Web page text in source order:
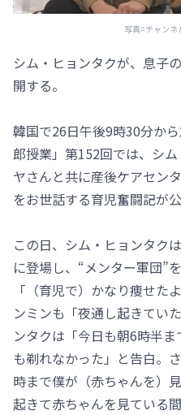
写真=チャンネ
シム・ヒョンタクが、息子
開する。
韓国で26日午後9時30分か
郎授業」第152回では、シ
ヤさんと共に産後ケアセン
をお世話する育児奮闘記が
この日、シム・ヒョンタク
に登場し、“メンター軍団”
「（育児で）かなり痩せた
ンミンも「夜通し起きてい
ンタクは「今日も朝6時半
も剃れなかった」と告白。
時まで僕が（赤ちゃんを）
起きて赤ちゃんを見ている